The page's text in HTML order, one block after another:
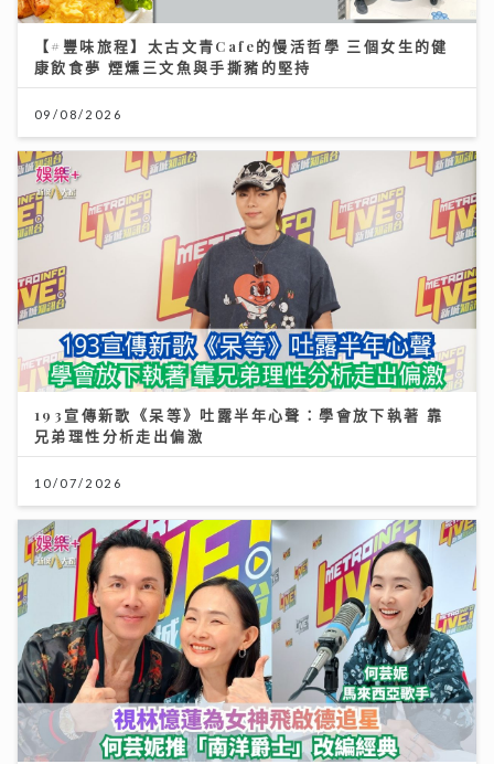
【#豐味旅程】太古文青Cafe的慢活哲學 三個女生的健
康飲食夢 煙燻三文魚與手撕豬的堅持
09/08/2026
193宣傳新歌《呆等》吐露半年心聲：學會放下執著 靠
兄弟理性分析走出偏激
10/07/2026